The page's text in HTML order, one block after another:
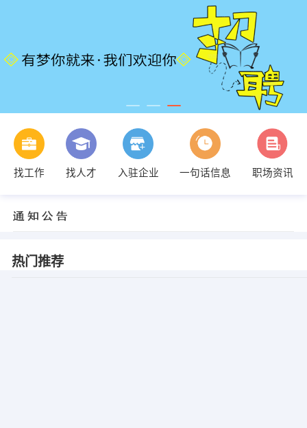
找工作 找人才 入驻企业 一句话信息 职场资讯
热门推荐